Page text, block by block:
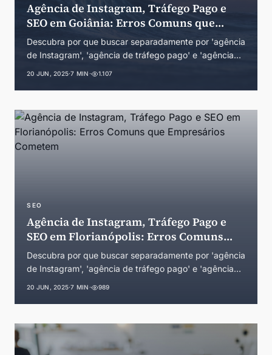
Agência de Instagram, Tráfego Pago e
SEO em Goiânia: Erros Comuns que
Empresários Cometem
Descubra por que buscar separadamente por 'agência
de Instagram', 'agência de tráfego pago' e 'agência
20 JUN, 2025·7 MIN · 1.107
SEO
Agência de Instagram, Tráfego Pago e
SEO em Florianópolis: Erros Comuns
que Empresários Cometem
Descubra por que buscar separadamente por 'agência
de Instagram', 'agência de tráfego pago' e 'agência
20 JUN, 2025·7 MIN · 989